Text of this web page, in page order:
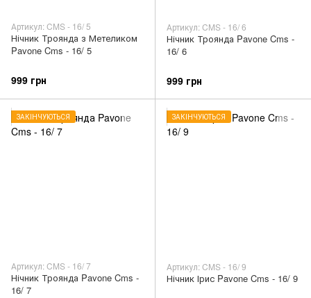
Артикул: CMS - 16/ 5
Нічник Троянда з Метеликом
Pavone Cms - 16/ 5
999 грн
Артикул: CMS - 16/ 6
Нічник Троянда Pavone Cms -
16/ 6
999 грн
ЗАКІНЧУЮТЬСЯ
Артикул: CMS - 16/ 7
Нічник Троянда Pavone Cms -
16/ 7
ЗАКІНЧУЮТЬСЯ
Артикул: CMS - 16/ 9
Нічник Ірис Pavone Cms - 16/ 9